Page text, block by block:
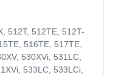
512T, 512TE, 512T-
516TE, 517TE,
530XVi, 531LC,
533LC, 533LCi,